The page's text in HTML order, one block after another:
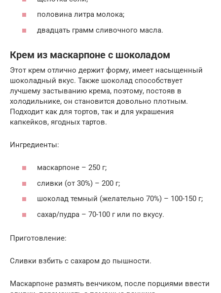
половина литра молока;
двадцать грамм сливочного масла.
Крем из маскарпоне с шоколадом
Этот крем отлично держит форму, имеет насыщенный
шоколадный вкус. Также шоколад способствует
лучшему застыванию крема, поэтому, постояв в
холодильнике, он становится довольно плотным.
Подходит как для тортов, так и для украшения
капкейков, ягодных тартов.
Ингредиенты:
маскарпоне – 250 г;
сливки (от 30%) – 200 г;
шоколад темный (желательно 70%) – 100-150 г;
сахар/пудра – 70-100 г или по вкусу.
Приготовление:
Сливки взбить с сахаром до пышности.
Маскарпоне размять венчиком, после порциями ввести